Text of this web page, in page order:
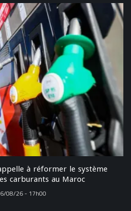
à réformer le système
carburants au Maroc
08/26 - 17h00